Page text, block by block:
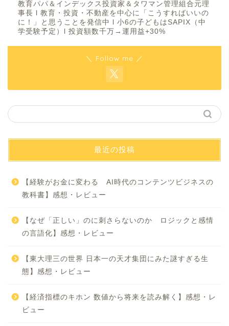
教育パパ＆インデックス投資家＆タワマン管理組合元理
事長 l 教育・投資・不動産を中心に「こうすればいいの
に！」と思うことを発信中 l 小6の子どもはSAPIX（中
学受験予定）l 投資額数千万→運用益+30%
＼ Follow me ／
最近の投稿
【経験がお金に変わる AI時代のコンテンツビジネスの
教科書】感想・レビュー
【なぜ「正しい」のに刺さらないのか ロジックと感情
の言語化】感想・レビュー
【東大理三の世界 日本一の天才集団にみた謎すぎる生
態】感想・レビュー
【経済指標のキホン 数値から将来を読み解く】感想・レ
ビュー